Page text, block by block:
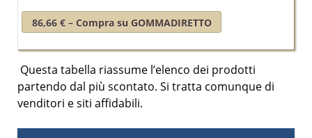
86,66 € – Compra su GOMMADIRETTO
Questa tabella riassume l’elenco dei prodotti
partendo dal più scontato. Si tratta comunque di
venditori e siti affidabili.